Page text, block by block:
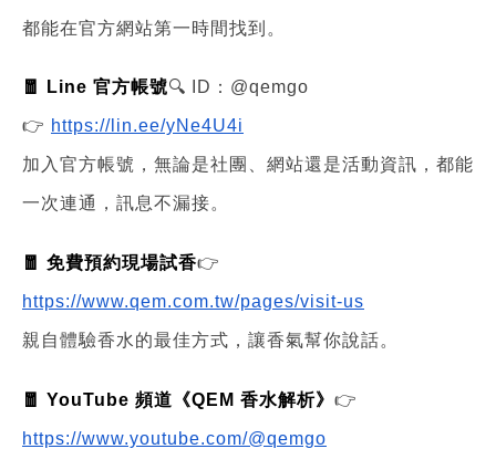
都能在官方網站第一時間找到。
🧧 Line 官方帳號🔍 ID：@qemgo
👉 https://lin.ee/yNe4U4i
加入官方帳號，無論是社團、網站還是活動資訊，都能
一次連通，訊息不漏接。
🧧 免費預約現場試香👉
https://www.qem.com.tw/pages/visit-us
親自體驗香水的最佳方式，讓香氣幫你說話。
🧧 YouTube 頻道《QEM 香水解析》 👉
https://www.youtube.com/@qemgo